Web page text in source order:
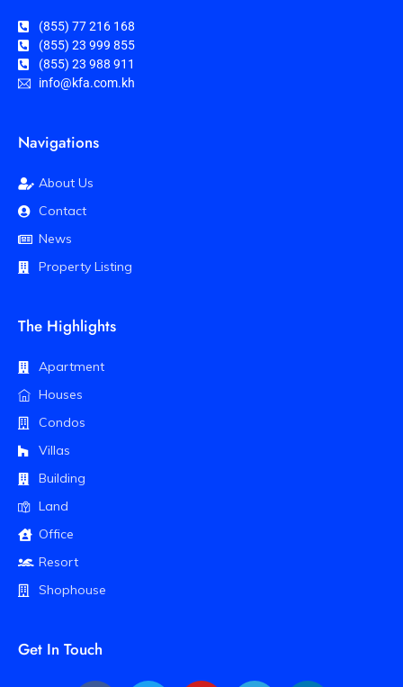
(855) 77 216 168
(855) 23 999 855
(855) 23 988 911
info@kfa.com.kh
Navigations
About Us
Contact
News
Property Listing
The Highlights
Apartment
Houses
Condos
Villas
Building
Land
Office
Resort
Shophouse
Get In Touch